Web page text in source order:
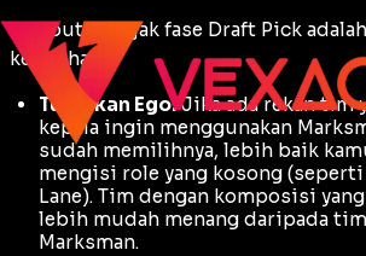
Keributan sejak fase Draft Pick
kekalahan.
Turunkan Ego:Jika ada rekan tim
kepala ingin menggunakan
sudah memilihnya, lebih baik
mengisi role yang kosong (seperti
Lane). Tim dengan komposisi
lebih mudah menang daripada
Marksman.